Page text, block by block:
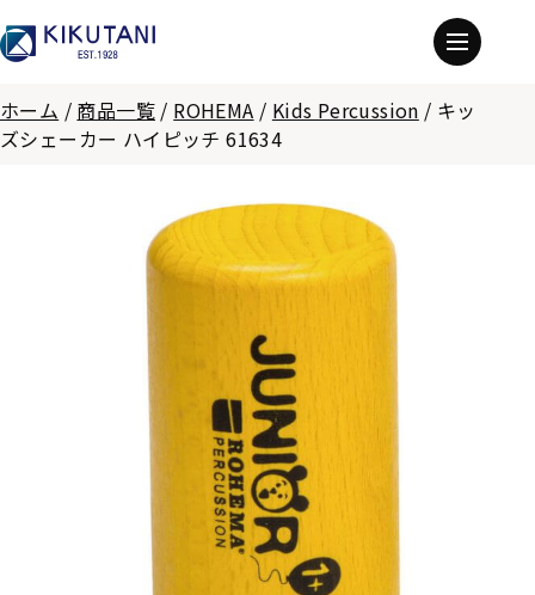
ホーム / 商品一覧 / ROHEMA / Kids Percussion / キッ
ズシェーカー ハイピッチ 61634